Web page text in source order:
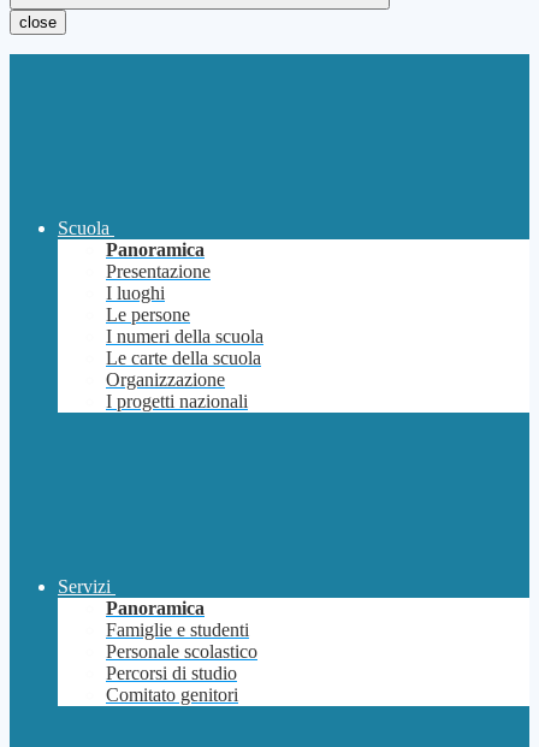
close
Scuola
Panoramica
Presentazione
I luoghi
Le persone
I numeri della scuola
Le carte della scuola
Organizzazione
I progetti nazionali
Servizi
Panoramica
Famiglie e studenti
Personale scolastico
Percorsi di studio
Comitato genitori